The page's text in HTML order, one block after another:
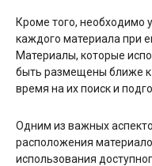
Кроме того, необходимо
каждого материала при
Материалы, которые
быть размещены ближе к
время на их поиск и
Одним из важных
расположения
использования